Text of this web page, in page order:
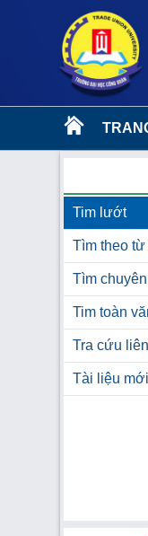
Tim lướt
Tìm theo
Tìm
Tim toàn
Tra cứu
Tài liệu mới